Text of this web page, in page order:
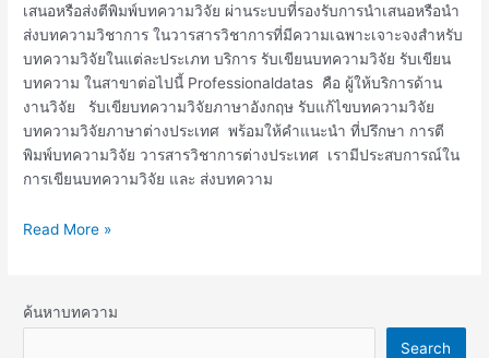
เสนอหรือส่งตีพิมพ์บทความวิจัย ผ่านระบบที่รองรับการนำเสนอหรือนำ
ส่งบทความวิชาการ ในวารสารวิชาการที่มีความเฉพาะเจาะจงสำหรับ
บทความวิจัยในแต่ละประเภท บริการ รับเขียนบทความวิจัย รับเขียน
บทความ ในสาขาต่อไปนี้ Professionaldatas คือ ผู้ให้บริการด้าน
งานวิจัย รับเขียบทความวิจัยภาษาอังกฤษ รับแก้ไขบทความวิจัย
บทความวิจัยภาษาต่างประเทศ พร้อมให้คำแนะนำ ที่ปรึกษา การตี
พิมพ์บทความวิจัย วารสารวิชาการต่างประเทศ เรามีประสบการณ์ใน
การเขียนบทความวิจัย และ ส่งบทความ
Read More »
ค้นหาบทความ
Search